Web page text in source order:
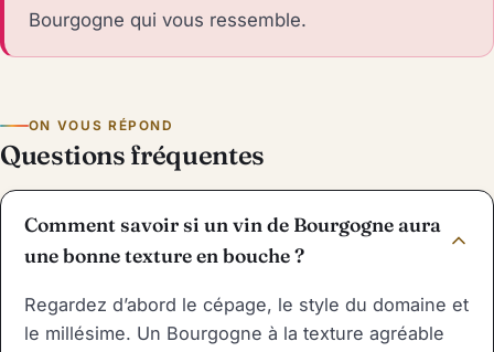
Bourgogne qui vous ressemble.
ON VOUS RÉPOND
Questions fréquentes
Comment savoir si un vin de Bourgogne aura
une bonne texture en bouche ?
Regardez d’abord le cépage, le style du domaine et
le millésime. Un Bourgogne à la texture agréable